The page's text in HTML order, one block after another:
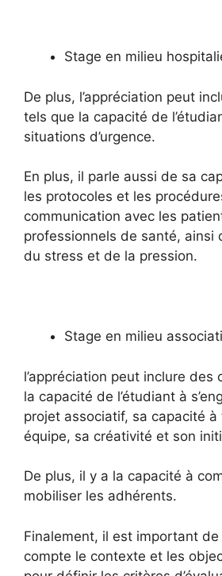
Stage en milieu
De plus, l’appréciation peut
tels que la capacité de
situations d’urgence.
En plus, il parle aussi de sa
les protocoles et les
communication avec les
professionnels de santé, ainsi
du stress et de la pression.
Stage en milieu
l’appréciation peut inclure des
la capacité de l’étudiant à
projet associatif, sa capacité à
équipe, sa créativité et son
De plus, il y a la capacité à
mobiliser les adhérents.
Finalement, il est important
compte le contexte et les